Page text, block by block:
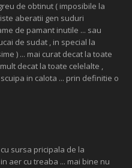
de obtinut ( imposibile la
aberatii gen suduri
de pamant inutile ... sau
de sudat , in special la
) ... mai curat decat la toate
decat la toate celelalte ,
in calota ... prin definitie o
sursa pricipala de la
aer cu treaba ... mai bine nu